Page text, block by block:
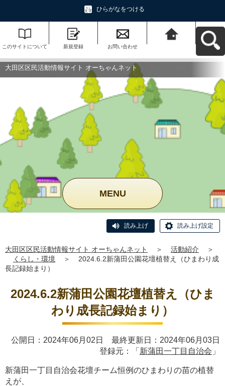
ひらがなをつける
このサイトについて 新規登録 お問い合わせ
ットへ戻る
大田区区民活動情報サイト オーちゃんネット
MENU
読み上げ 読み上げ設定
大田区区民活動情報サイト オーちゃんネット ＞ 活動紹介
＞
くらし・環境
＞
2024.6.2新蒲田公園花壇植替え（ひまわり成
長記録始まり）
2024.6.2新蒲田公園花壇植替え（ひま
わり成長記録始まり）
公開日：2024年06月02日 最終更新日：2024年06月03日
登録元：「 新蒲田一丁目自治会 」
新蒲田一丁目自治会花壇チーム恒例のひまわりの苗の植替
えが、